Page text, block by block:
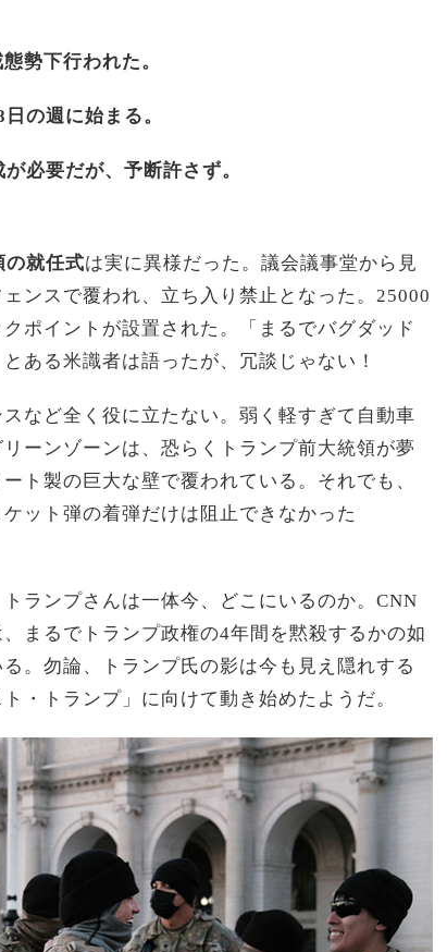
勢下行われた。
の週に始まる。
必要だが、予断許さず。
の就任式は実に異様だった。議会議事堂から見
ンスで覆われ、立ち入り禁止となった。25000
ポイントが設置された。「まるでバグダッド
ある米識者は語ったが、冗談じゃない！
など全く役に立たない。弱く軽すぎて自動車
ーンゾーンは、恐らくトランプ前大統領が夢
ト製の巨大な壁で覆われている。それでも、
ット弾の着弾だけは阻止できなかった
ランプさんは一体今、どこにいるのか。CNN
まるでトランプ政権の4年間を黙殺するかの如
。勿論、トランプ氏の影は今も見え隠れする
・トランプ」に向けて動き始めたようだ。